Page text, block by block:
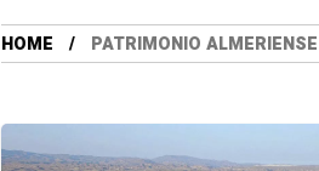
HOME PATRIMONIO ALMERIENSE